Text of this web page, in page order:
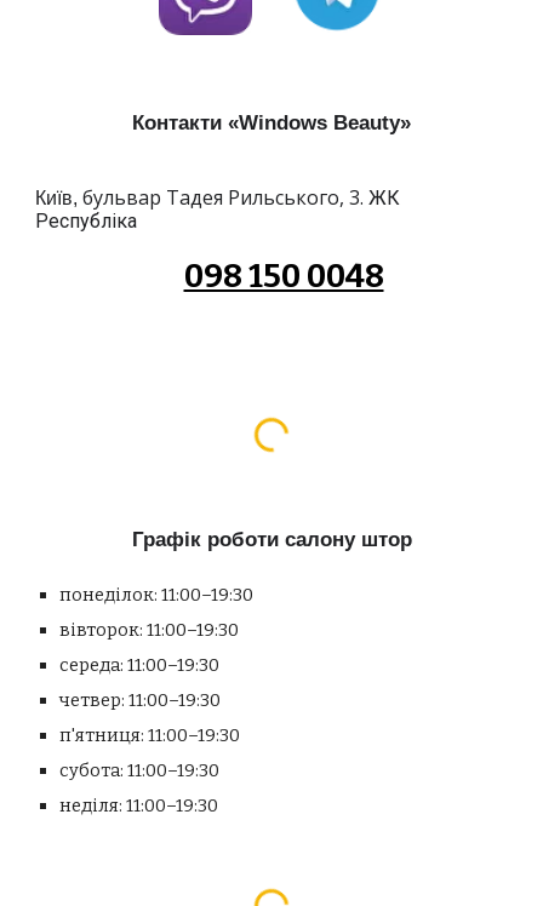
Контакти «Windows Beauty»
Київ,бульвар Тадея Рильського, 3. ЖК
Республіка
098 150 0048
Графік роботи салону штор
понеділок: 11:00–19:30
вівторок: 11:00–19:30
середа: 11:00–19:30
четвер: 11:00–19:30
п'ятниця: 11:00–19:30
субота: 11:00–19:30
неділя:11:00–19:30